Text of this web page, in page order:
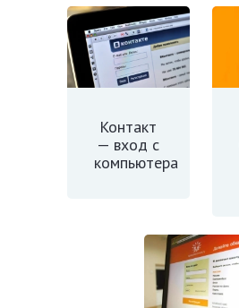
Контакт
— вход с
компьютера